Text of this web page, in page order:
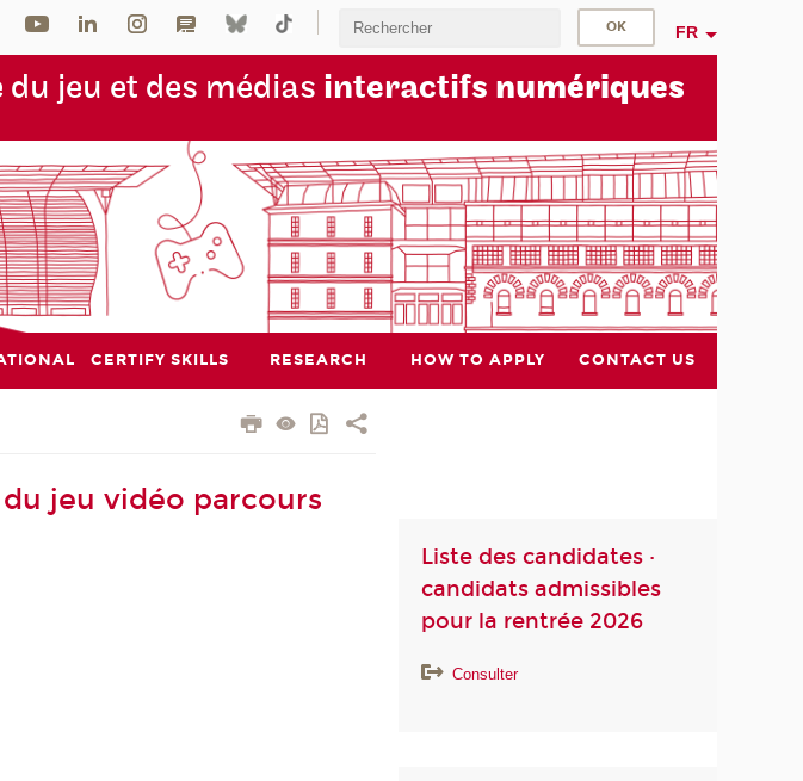
FR
du jeu et des médias interactifs numériques
CERTIFY SKILLS RESEARCH HOW TO APPLY CONTACT US
jeu vidéo parcours
Liste des candidates ·
candidats admissibles
pour la rentrée 2026
Consulter